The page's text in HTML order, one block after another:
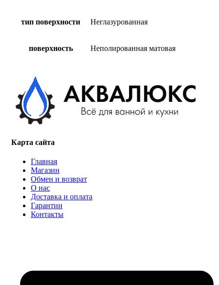
тип поверхности Неглазурованная
поверхность Неполированная матовая
Карта сайта
Главная
Магазин
Обмен и возврат
О нас
Доставка и оплата
Гарантии
Контакты